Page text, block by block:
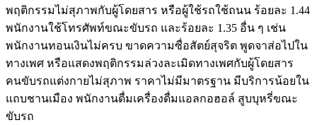
พฤติกรรมไม่สุภาพกับผู้โดยสาร หรือผู้ใช้รถใช้ถนน ร้อยละ 1.44
พนักงานใช้โทรศัพท์ขณะขับรถ และร้อยละ 1.35 อื่น ๆ เช่น
พนักงานทอนเงินไม่ครบ ขาดความซื่อสัตย์สุจริต พูดจาส่อไปใน
ทางเพศ หรือแสดงพฤติกรรมล่วงละเมิดทางเพศกับผู้โดยสาร
คนขับรถแต่งกายไม่สุภาพ ราคาไม่มีมาตรฐาน มีบริการน้อยใน
แถบชานเมือง พนักงานดื่มเครื่องดื่มแอลกอฮอล์ สูบบุหรี่ขณะ
ขับรถ